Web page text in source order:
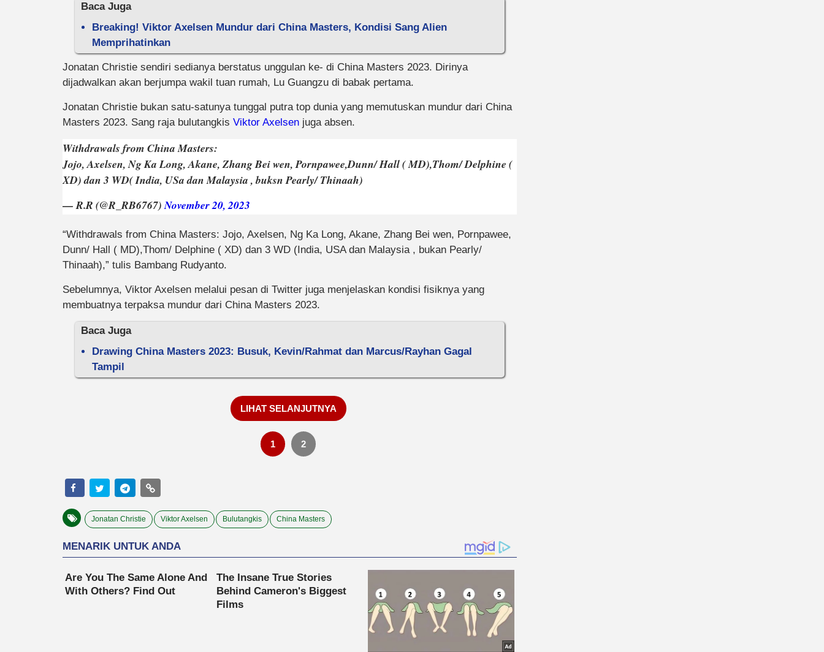
Baca Juga
Breaking! Viktor Axelsen Mundur dari China Masters, Kondisi Sang Alien
Memprihatinkan
Jonatan Christie sendiri sedianya berstatus unggulan ke- di China Masters 2023. Dirinya
dijadwalkan akan berjumpa wakil tuan rumah, Lu Guangzu di babak pertama.
Jonatan Christie bukan satu-satunya tunggal putra top dunia yang memutuskan mundur dari China
Masters 2023. Sang raja bulutangkis Viktor Axelsen juga absen.
Withdrawals from China Masters:
Jojo, Axelsen, Ng Ka Long, Akane, Zhang Bei wen, Pornpawee,Dunn/ Hall ( MD),Thom/ Delphine (
XD) dan 3 WD( India, USa dan Malaysia , buksn Pearly/ Thinaah)
— R.R (@R_RB6767)November 20, 2023
“Withdrawals from China Masters: Jojo, Axelsen, Ng Ka Long, Akane, Zhang Bei wen, Pornpawee,
Dunn/ Hall ( MD),Thom/ Delphine ( XD) dan 3 WD (India, USA dan Malaysia , bukan Pearly/
Thinaah),” tulis Bambang Rudyanto.
Sebelumnya, Viktor Axelsen melalui pesan di Twitter juga menjelaskan kondisi fisiknya yang
membuatnya terpaksa mundur dari China Masters 2023.
Baca Juga
Drawing China Masters 2023: Busuk, Kevin/Rahmat dan Marcus/Rayhan Gagal
Tampil
LIHAT SELANJUTNYA
1 2
Jonatan Christie Viktor Axelsen Bulutangkis China Masters